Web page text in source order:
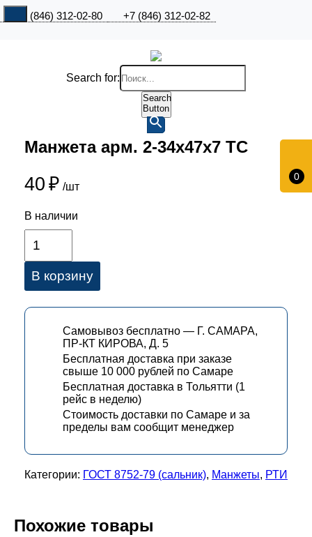
+7 (846) 312-02-80 +7 (846) 312-02-82
0
Search for:
Search
Button
Манжета арм. 2-34х47х7 ТС
40 ₽ /шт
В наличии
В корзину
Самовывоз бесплатно — Г. САМАРА,
ПР-КТ КИРОВА, Д. 5
Бесплатная доставка при заказе
свыше 10 000 рублей по Самаре
Бесплатная доставка в Тольятти (1
рейс в неделю)
Стоимость доставки по Самаре и за
пределы вам сообщит менеджер
Категории: ГОСТ 8752-79 (сальник), Манжеты, РТИ
Похожие товары